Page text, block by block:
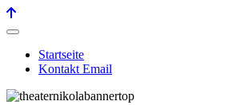
Startseite
Kontakt Email